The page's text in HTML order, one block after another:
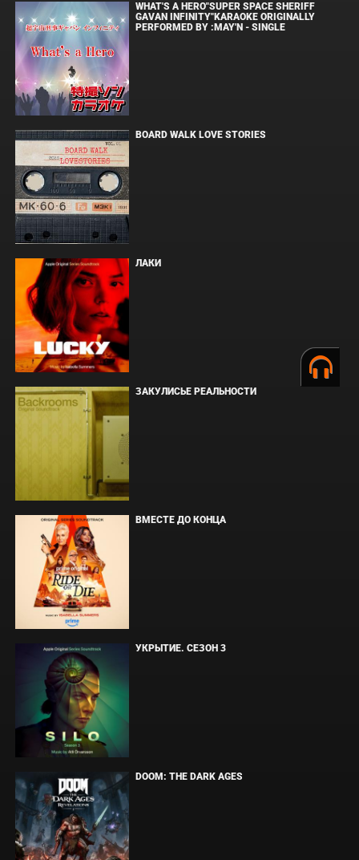
WHAT'S A HERO"SUPER SPACE SHERIFF
GAVAN INFINITY"KARAOKE ORIGINALLY
PERFORMED BY :MAY'N - SINGLE
BOARD WALK LOVE STORIES
ЛАКИ
ЗАКУЛИСЬЕ РЕАЛЬНОСТИ
ВМЕСТЕ ДО КОНЦА
УКРЫТИЕ. СЕЗОН 3
DOOM: THE DARK AGES